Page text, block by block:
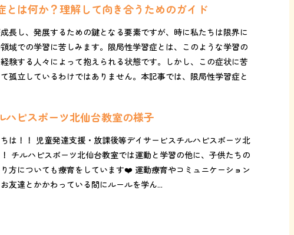
とは何か？理解して向き合うためのガイド
長し、発展するための鍵となる要素ですが、時に私たちは限界に
域での学習に苦しみます。限局性学習症とは、このような学習の
験する人々によって抱えられる状態です。しかし、この症状に苦
孤立しているわけではありません。本記事では、限局性学習症と
ハピスポーツ北仙台教室の様子
は！！ 児童発達支援・放課後等デイサービスチルハピスポーツ北
チルハピスポーツ北仙台教室では運動と学習の他に、子供たちの
方についても療育をしています❤️ 運動療育やコミュニケーション
友達とかかわっている間にルールを学ん...